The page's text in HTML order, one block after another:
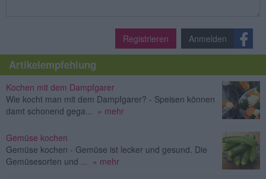
Registrieren Anmelden
Artikelempfehlung
Kochen mit dem Dampfgarer
Wie kocht man mit dem Dampfgarer? - Speisen können
damt schonend gega...
» mehr
Gemüse kochen
Gemüse kochen - Gemüse ist lecker und gesund. Die
Gemüsesorten und ...
» mehr